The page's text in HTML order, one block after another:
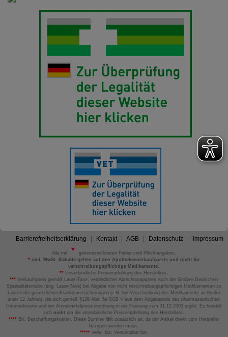
Barrierefreiheitserklärung Kontakt AGB Datenschutz Impressum
Alle mit
gekennzeichneten Felder sind Pflichtangaben.
*inkl. MwSt. Rabatte gelten auf den Apothekenverkaufspreis und nicht für
verschreibungspflichtige Medikamente.
** Unverbindliche Preisempfehlung des Herstellers.
*** Verkaufspreis gemäß Lauer-Taxe; verbindlicher Abrechnungspreis nach der Großen Deutschen
Spezialitätentaxe (sog. Lauer-Taxe) bei Abgabe von nicht verschreibungspflichtigen Medikamenten zu
Lasten der gesetzlichen Krankenversicherungen (z.B. bei Verschreibung des Medikaments an Kinder
unter 12 Jahren), die sich gemäß §129 Abs. 5a SGB V aus dem Abgabepreis des pharmazeutischen
Unternehmens und der Arzneimittelpreisverordnung in der Fassung zum 31.12.2003 ergibt. Es handelt
sich nicht um die unverbindliche Preisempfehlung des Herstellers.
****BK: Beschaffungskosten. Diese Summe fällt zusätzlich an, da der Artikel direkt vom Hersteller
bezogen werden muss.
*****verw. bis: Verwendbar bis.